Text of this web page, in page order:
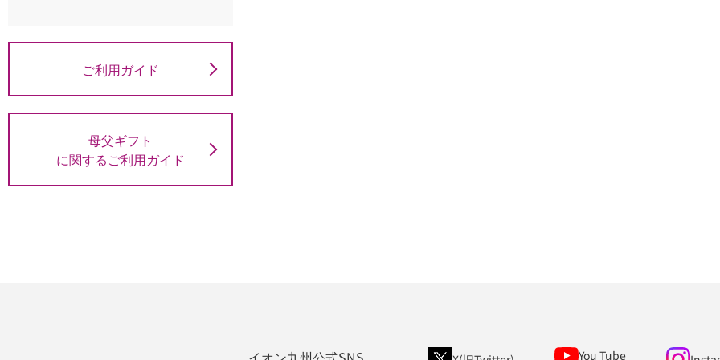
ご利用ガイド
母父ギフト
に関するご利用ガイド
You Tube